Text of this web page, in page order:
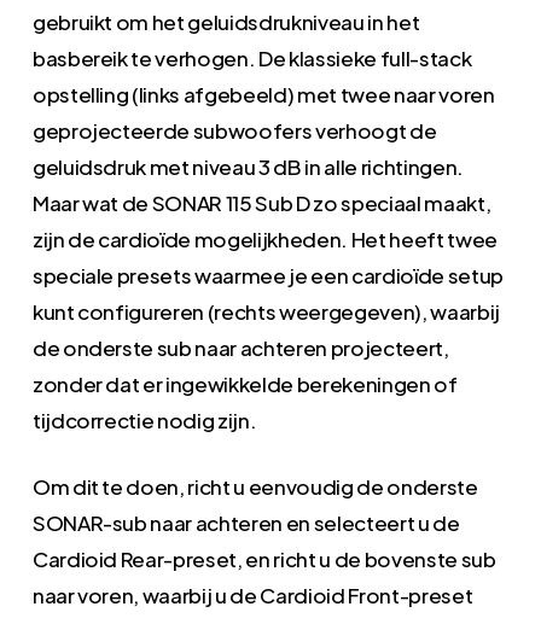
gebruikt om het geluidsdrukniveau in het
basbereik te verhogen. De klassieke full-stack
opstelling (links afgebeeld) met twee naar voren
geprojecteerde subwoofers verhoogt de
geluidsdruk met niveau 3 dB in alle richtingen.
Maar wat de SONAR 115 Sub D zo speciaal maakt,
zijn de cardioïde mogelijkheden. Het heeft twee
speciale presets waarmee je een cardioïde setup
kunt configureren (rechts weergegeven), waarbij
de onderste sub naar achteren projecteert,
zonder dat er ingewikkelde berekeningen of
tijdcorrectie nodig zijn.
Om dit te doen, richt u eenvoudig de onderste
SONAR-sub naar achteren en selecteert u de
Cardioid Rear-preset, en richt u de bovenste sub
naar voren, waarbij u de Cardioid Front-preset